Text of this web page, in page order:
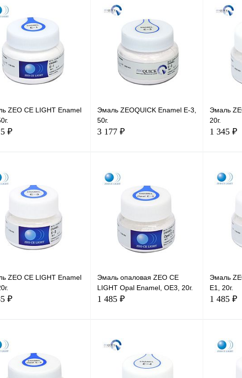
ZEO CE LIGHT Enamel
₽
Эмаль ZEOQUICK Enamel E-3,
50г.
3 177 ₽
Эмаль
20г.
1 345 ₽
ZEO CE LIGHT Enamel
₽
Эмаль опаловая ZEO CE
LIGHT Opal Enamel, OE3, 20г.
1 485 ₽
Эмаль
E1, 20г.
1 485 ₽